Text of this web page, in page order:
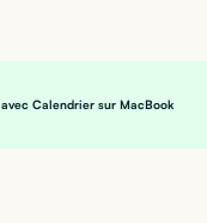
Calendrier sur MacBook